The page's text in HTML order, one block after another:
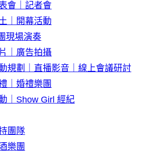
會｜記者會
｜開幕活動
現場演奏
｜廣告拍攝
規劃｜直播影音｜線上會議研討
｜婚禮樂團
｜Show Girl 經紀
團隊
樂團